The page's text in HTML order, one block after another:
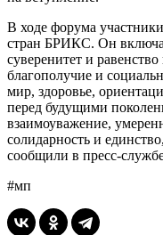
В ходе форума
стран БРИКС. Он
суверенитет и
благополучие и
мир, здоровье,
перед будущими
взаимоуважение,
солидарность и
сообщили в пресс-
#мп